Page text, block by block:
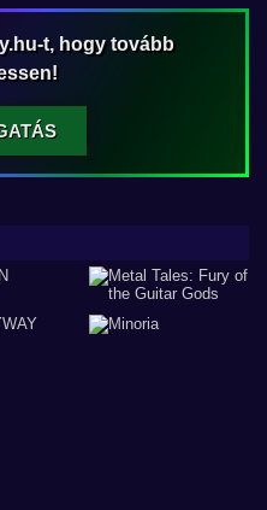
t, hogy tovább